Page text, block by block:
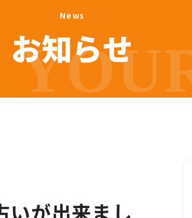
News
お知らせ
いが出来まし